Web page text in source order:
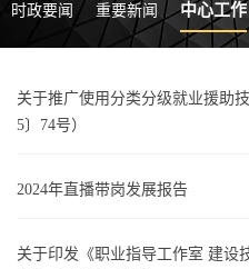
时政要闻 重要新闻 中心工作
关于推广使用分类分级就业援助
5〕74号）
2024年直播带岗发展报告
关于印发《职业指导工作室 建设